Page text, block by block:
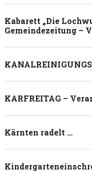
Kabarett „Die
Gemeindezeitung –
KARFREITAG –
Kärnten radelt …